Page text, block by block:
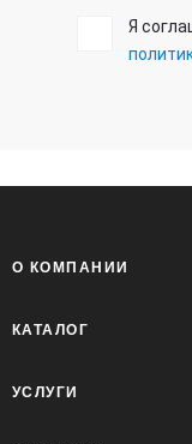
Я
О КОМПАНИИ
КАТАЛОГ
УСЛУГИ